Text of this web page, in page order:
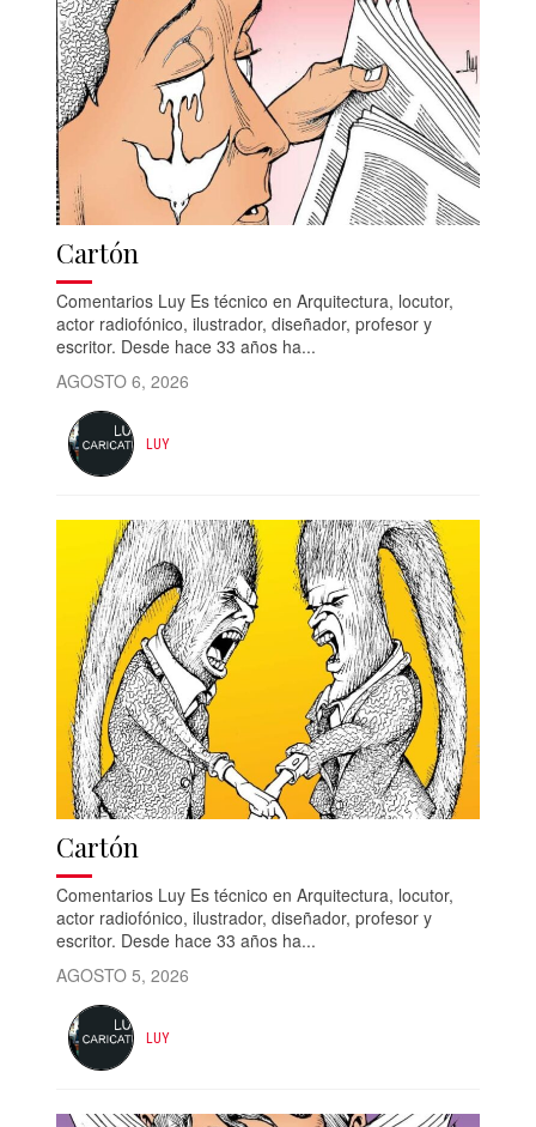
Cartón
Comentarios Luy Es técnico en Arquitectura, locutor,
actor radiofónico, ilustrador, diseñador, profesor y
escritor. Desde hace 33 años ha...
AGOSTO 6, 2026
LUY
Cartón
Comentarios Luy Es técnico en Arquitectura, locutor,
actor radiofónico, ilustrador, diseñador, profesor y
escritor. Desde hace 33 años ha...
AGOSTO 5, 2026
LUY